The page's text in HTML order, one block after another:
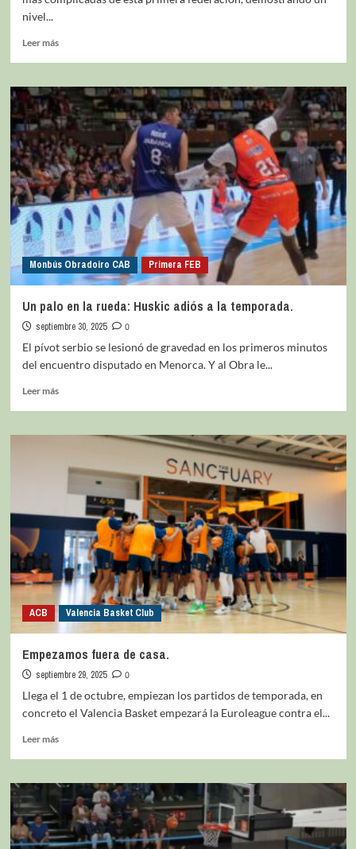
nivel...
Leer más
Monbús Obradoiro CAB Primera FEB
Un palo en la rueda: Huskic adiós a la temporada.
septiembre 30, 2025
0
El pívot serbio se lesionó de gravedad en los primeros minutos
del encuentro disputado en Menorca. Y al Obra le...
Leer más
ACB Valencia Basket Club
Empezamos fuera de casa.
septiembre 29, 2025
0
Llega el 1 de octubre, empiezan los partidos de temporada, en
concreto el Valencia Basket empezará la Euroleague contra el...
Leer más